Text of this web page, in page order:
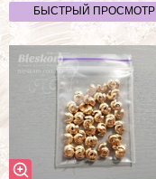
БЫСТРЫЙ ПРОСМОТР